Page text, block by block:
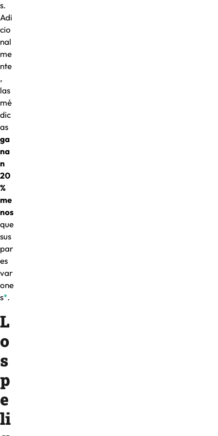
s.
Adi
cio
nal
me
nte
,
las
mé
dic
as
ga
na
n
20
%
me
nos
que
sus
par
es
var
one
s*.
L
o
s
p
e
li